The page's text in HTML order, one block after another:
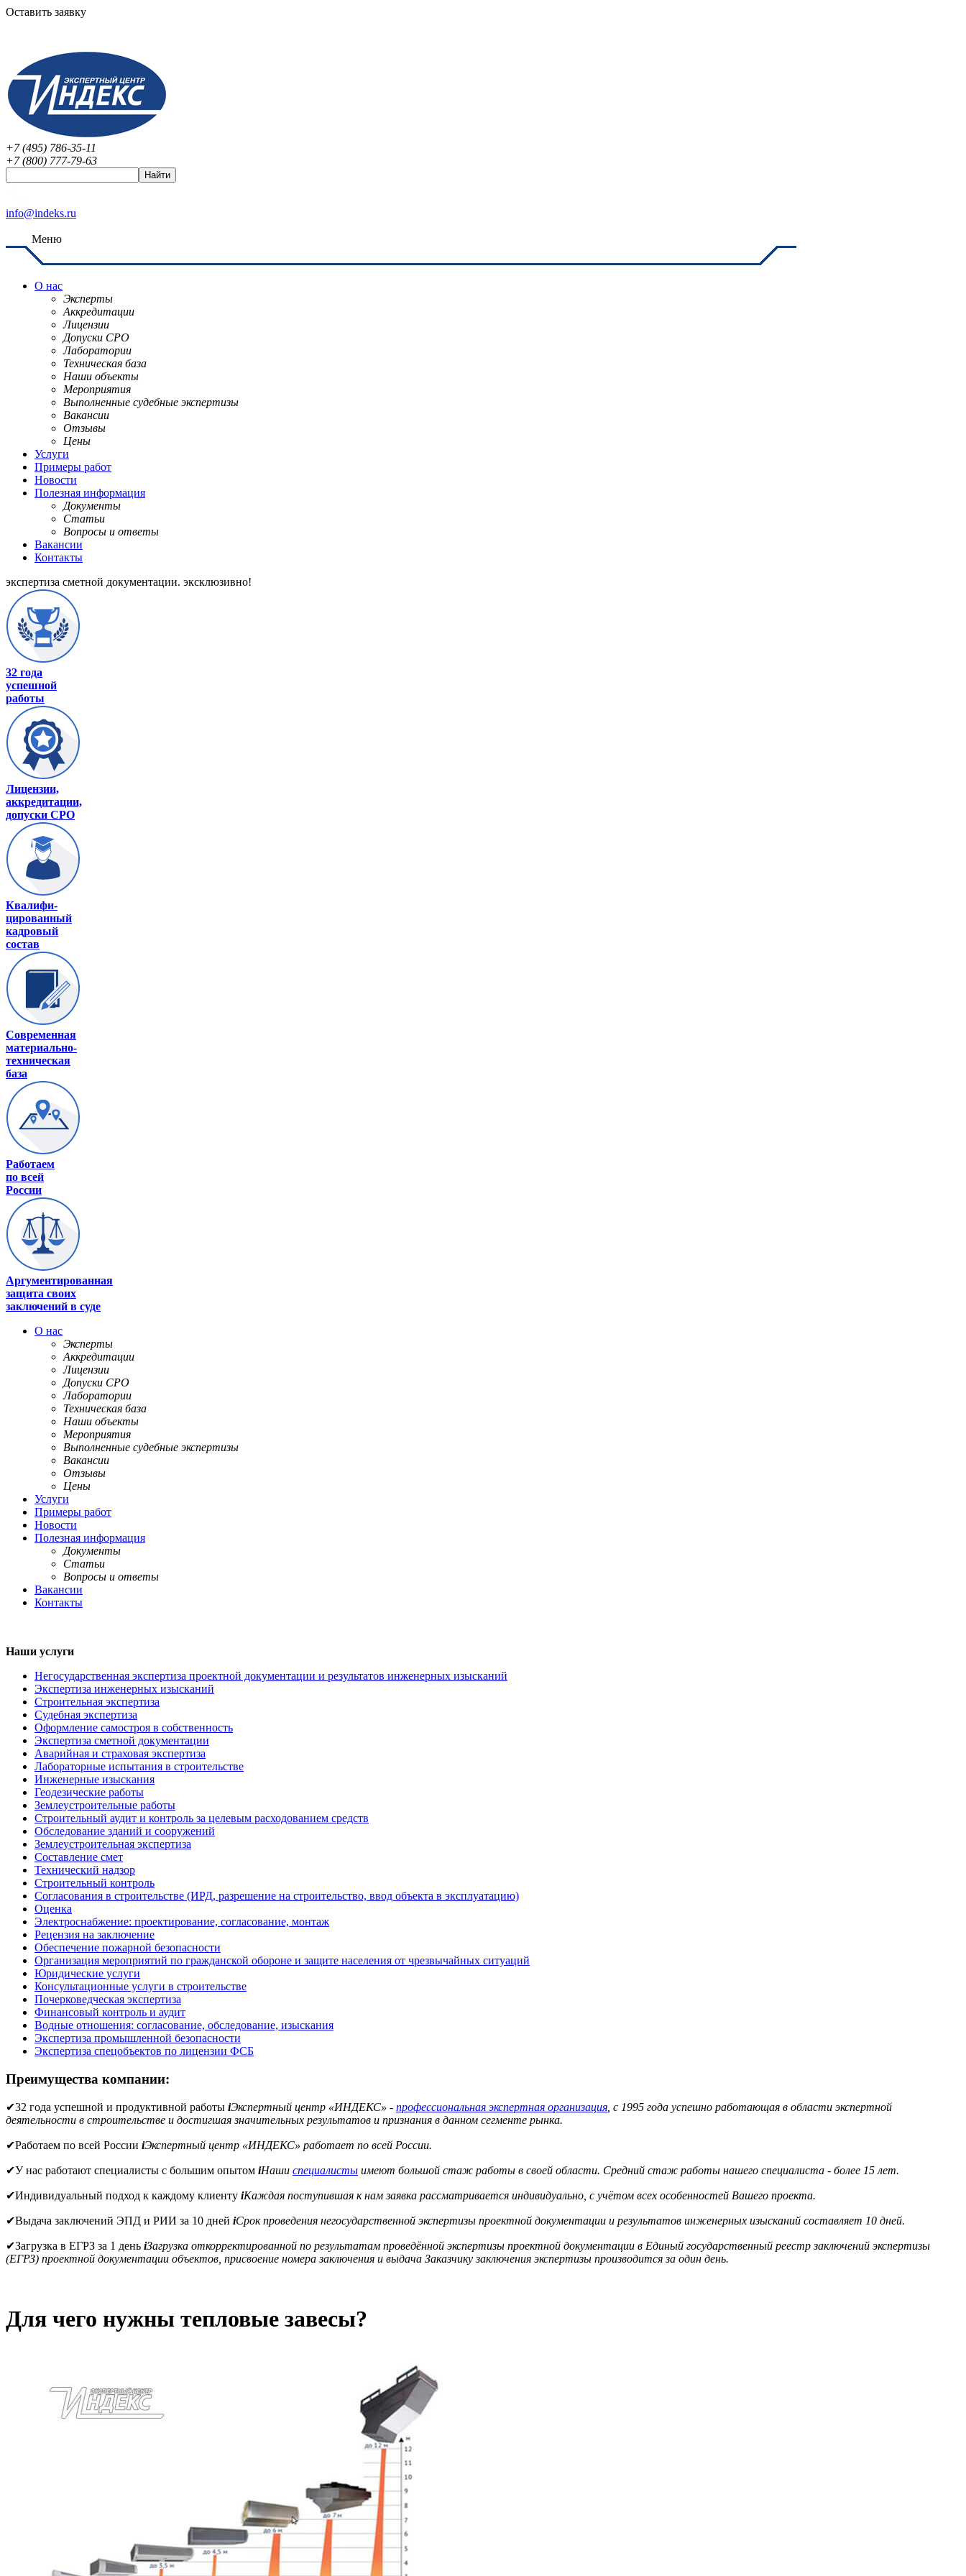
Оставить заявку
+7 (495) 786-35-11
+7 (800) 777-79-63
info@indeks.ru
Меню
О нас
Эксперты
Аккредитации
Лицензии
Допуски СРО
Лаборатории
Техническая база
Наши объекты
Мероприятия
Выполненные судебные экспертизы
Вакансии
Отзывы
Цены
Услуги
Примеры работ
Новости
Полезная информация
Документы
Статьи
Вопросы и ответы
Вакансии
Контакты
экспертиза сметной документации. эксклюзивно!
32 года
успешной
работы
Лицензии,
аккредитации,
допуски СРО
Квалифи-
цированный
кадровый
состав
Современная
материально-
техническая
база
Работаем
по всей
России
Аргументированная
защита своих
заключений в суде
О нас
Эксперты
Аккредитации
Лицензии
Допуски СРО
Лаборатории
Техническая база
Наши объекты
Мероприятия
Выполненные судебные экспертизы
Вакансии
Отзывы
Цены
Услуги
Примеры работ
Новости
Полезная информация
Документы
Статьи
Вопросы и ответы
Вакансии
Контакты
Наши услуги
Негосударственная экспертиза проектной документации и результатов инженерных изысканий
Экспертиза инженерных изысканий
Строительная экспертиза
Судебная экспертиза
Оформление самостроя в собственность
Экспертиза сметной документации
Аварийная и страховая экспертиза
Лабораторные испытания в строительстве
Инженерные изыскания
Геодезические работы
Землеустроительные работы
Строительный аудит и контроль за целевым расходованием средств
Обследование зданий и сооружений
Землеустроительная экспертиза
Составление смет
Технический надзор
Строительный контроль
Согласования в строительстве (ИРД, разрешение на строительство, ввод объекта в эксплуатацию)
Оценка
Электроснабжение: проектирование, согласование, монтаж
Рецензия на заключение
Обеспечение пожарной безопасности
Организация мероприятий по гражданской обороне и защите населения от чрезвычайных ситуаций
Юридические услуги
Консультационные услуги в строительстве
Почерковедческая экспертиза
Финансовый контроль и аудит
Водные отношения: согласование, обследование, изыскания
Экспертиза промышленной безопасности
Экспертиза спецобъектов по лицензии ФСБ
Преимущества компании:
✔32 года успешной и продуктивной работы iЭкспертный центр «ИНДЕКС» - профессиональная экспертная организация, с 1995 года успешно работающая в области экспертной
деятельности в строительстве и достигшая значительных результатов и признания в данном сегменте рынка.
✔Работаем по всей России iЭкспертный центр «ИНДЕКС» работает по всей России.
✔У нас работают специалисты с большим опытом iНаши специалисты имеют большой стаж работы в своей области. Средний стаж работы нашего специалиста - более 15 лет.
✔Индивидуальный подход к каждому клиенту iКаждая поступившая к нам заявка рассматривается индивидуально, с учётом всех особенностей Вашего проекта.
✔Выдача заключений ЭПД и РИИ за 10 дней iСрок проведения негосударственной экспертизы проектной документации и результатов инженерных изысканий составляет 10 дней.
✔Загрузка в ЕГРЗ за 1 день iЗагрузка откорректированной по результатам проведённой экспертизы проектной документации в Единый государственный реестр заключений экспертизы
(ЕГРЗ) проектной документации объектов, присвоение номера заключения и выдача Заказчику заключения экспертизы производится за один день.
Для чего нужны тепловые завесы?